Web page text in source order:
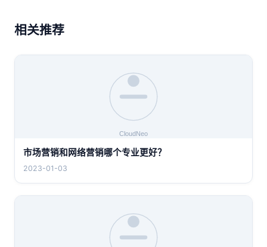
相关推荐
市场营销和网络营销哪个专业更好？
2023-01-03